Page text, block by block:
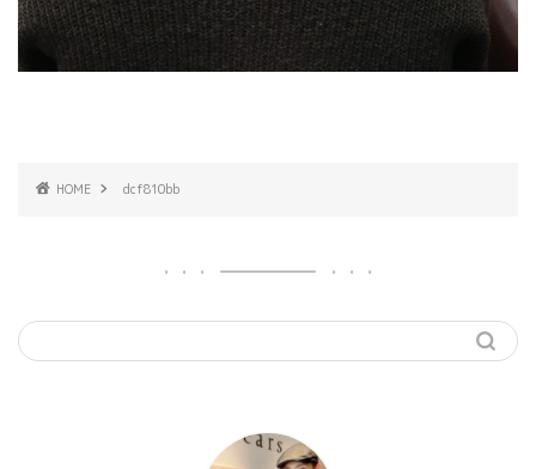
HOME dcf810bb